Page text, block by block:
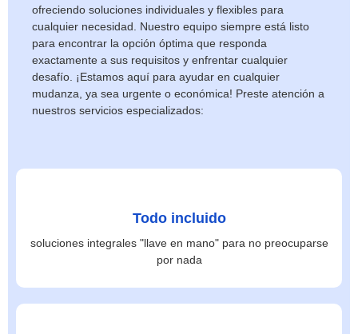
ofreciendo soluciones individuales y flexibles para
cualquier necesidad. Nuestro equipo siempre está listo
para encontrar la opción óptima que responda
exactamente a sus requisitos y enfrentar cualquier
desafío. ¡Estamos aquí para ayudar en cualquier
mudanza, ya sea urgente o económica! Preste atención a
nuestros servicios especializados:
Todo incluido
soluciones integrales "llave en mano" para no preocuparse
por nada